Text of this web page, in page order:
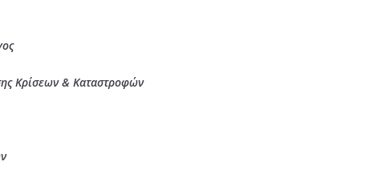
Κρίσεων & Καταστροφών